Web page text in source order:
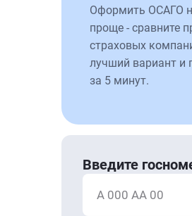
Оформить ОСАГО
проще - сравните
страховых
лучший вариант и
за 5 минут.
Введите
А 000 АА 00